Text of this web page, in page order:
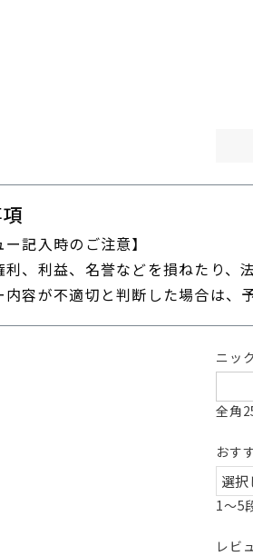
ー記入時のご注意】
利、利益、名誉などを損ねたり、
内容が不適切と判断した場合は、
ニッ
全角
おす
1～5
レビ